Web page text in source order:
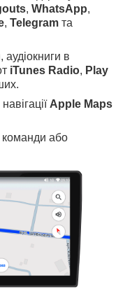
, WhatsApp,
, Telegram та
в
iTunes Radio, Play
Apple Maps
команди або